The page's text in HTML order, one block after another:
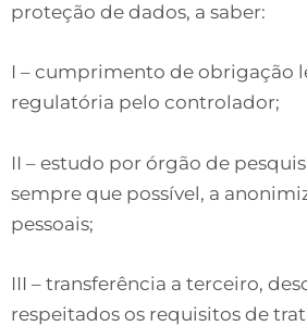
proteção de dados, a saber:
I – cumprimento de obrigação
regulatória pelo controlador;
II – estudo por órgão de
sempre que possível, a
pessoais;
III – transferência a terceiro,
respeitados os requisitos de